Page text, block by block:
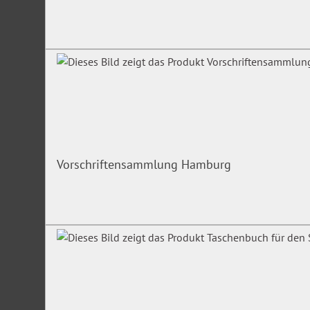
Unsere Expertin
Vorschriftensammlung Hamburg